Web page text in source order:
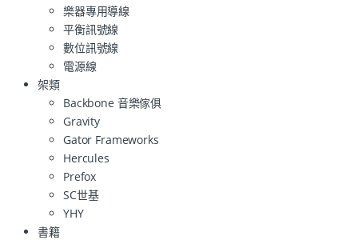
樂器專用導線
平衡訊號線
數位訊號線
電源線
架類
Backbone 音樂傢俱
Gravity
Gator Frameworks
Hercules
Prefox
SC世基
YHY
書籍